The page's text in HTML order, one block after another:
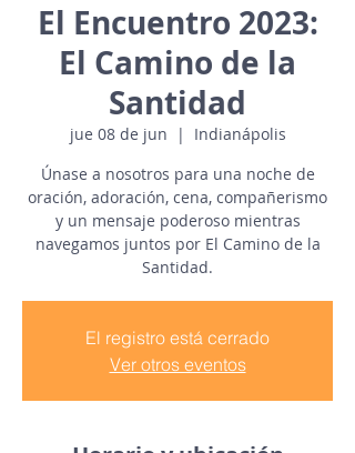
El Encuentro 2023:
El Camino de la
Santidad
jue 08 de jun
  |
Indianápolis
Únase a nosotros para una noche de
oración, adoración, cena, compañerismo
y un mensaje poderoso mientras
navegamos juntos por El Camino de la
Santidad.
El registro está cerrado
Ver otros eventos